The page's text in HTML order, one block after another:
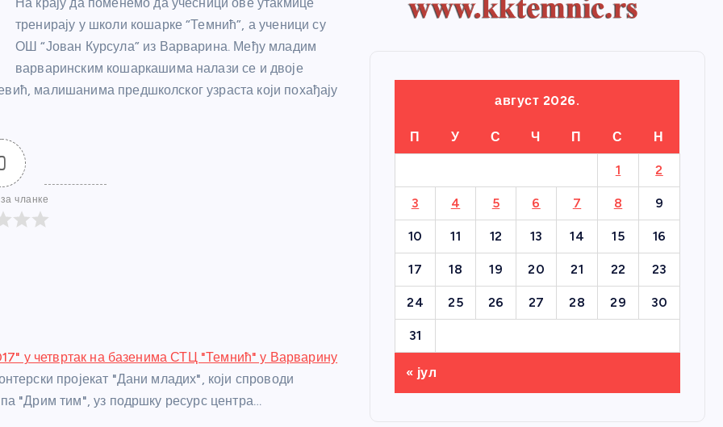
На крају да поменемо да учесници ове утакмице
тренирају у школи кошарке “Темнић”, а ученици су
ОШ “Јован Курсула” из Варварина. Међу младим
варваринским кошаркашима налази се и двоје
малишанима предшколског узраста који похађају
чланке
у четвртак на базенима СТЦ "Темнић" у Варварину
пројекат "Дани младих", који спроводи
"Дрим тим", уз подршку ресурс центра…
август 2026.
П У С Ч П С Н
1 2
3 4 5 6 7 8 9
10 11 12 13 14 15 16
17 18 19 20 21 22 23
24 25 26 27 28 29 30
31
« јул